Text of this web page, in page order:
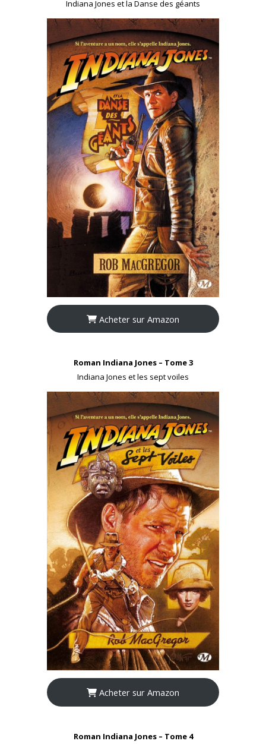
Indiana Jones et la Danse des géants
Acheter sur Amazon
Roman Indiana Jones – Tome 3
Indiana Jones et les sept voiles
Acheter sur Amazon
Roman Indiana Jones – Tome 4